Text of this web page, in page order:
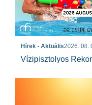
Hírek - Aktuális2026. 08.
Vízipisztolyos